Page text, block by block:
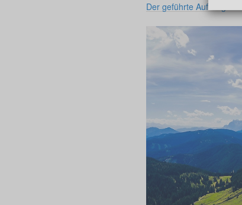
Der geführte Aufstieg in